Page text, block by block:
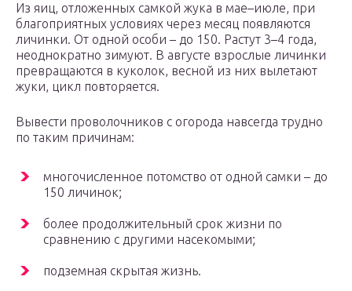
Из яиц, отложенных самкой жука в мае–июле, при
благоприятных условиях через месяц появляются
личинки. От одной особи – до 150. Растут 3–4 года,
неоднократно зимуют. В августе взрослые личинки
превращаются в куколок, весной из них вылетают
жуки, цикл повторяется.
Вывести проволочников с огорода навсегда трудно
по таким причинам:
многочисленное потомство от одной самки – до
150 личинок;
более продолжительный срок жизни по
сравнению с другими насекомыми;
подземная скрытая жизнь.